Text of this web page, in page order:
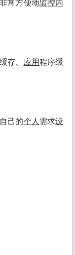
常方便地监控内
存、 应用程序缓
己的个人 需求设